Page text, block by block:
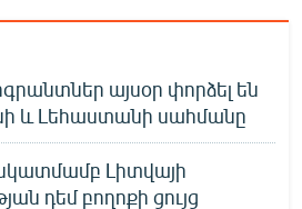
այսօր փորձել են
և Լեհաստանի սահմանը
Լիտվայի
դեմ բողոքի ցույց